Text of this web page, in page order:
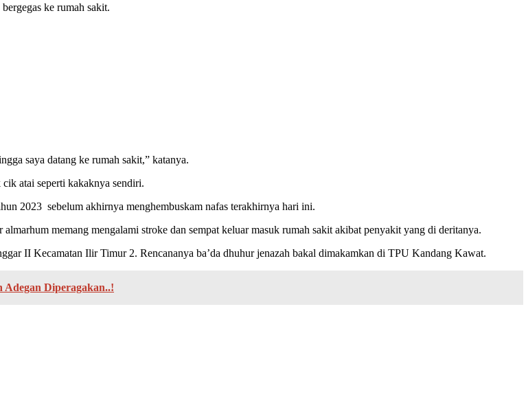
ke rumah sakit.
saya datang ke rumah sakit,” katanya.
atai seperti kakaknya sendiri.
2023 sebelum akhirnya menghembuskam nafas terakhirnya hari ini.
memang mengalami stroke dan sempat keluar masuk rumah sakit akibat penyakit yang di deritanya.
II Kecamatan Ilir Timur 2. Rencananya ba’da dhuhur jenazah bakal dimakamkan di TPU Kandang Kawat.
Diperagakan..!